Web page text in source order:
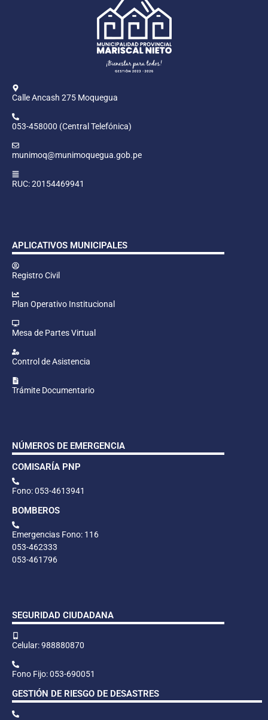
Calle Ancash 275 Moquegua
053-458000 (Central Telefónica)
munimoq@munimoquegua.gob.pe
RUC: 20154469941
APLICATIVOS MUNICIPALES
Registro Civil
Plan Operativo Institucional
Mesa de Partes Virtual
Control de Asistencia
Trámite Documentario
NÚMEROS DE EMERGENCIA
COMISARÍA PNP
Fono: 053-4613941
BOMBEROS
Emergencias Fono: 116
053-462333
053-461796
SEGURIDAD CIUDADANA
Celular: 988880870
Fono Fijo: 053-690051
GESTIÓN DE RIESGO DE DESASTRES